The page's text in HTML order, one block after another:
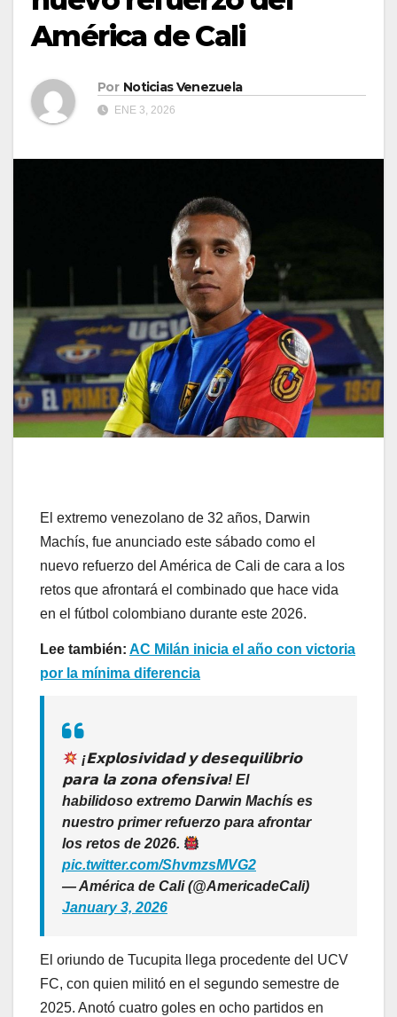
América de Cali
Por Noticias Venezuela
ENE 3, 2026
El extremo venezolano de 32 años, Darwin
Machís, fue anunciado este sábado como el
nuevo refuerzo del América de Cali de cara a los
retos que afrontará el combinado que hace vida
en el fútbol colombiano durante este 2026.
Lee también: AC Milán inicia el año con victoria
por la mínima diferencia
¡𝗘𝘅𝗽𝗹𝗼𝘀𝗶𝘃𝗶𝗱𝗮𝗱 𝘆 𝗱𝗲𝘀𝗲𝗾𝘂𝗶𝗹𝗶𝗯𝗿𝗶𝗼
𝗽𝗮𝗿𝗮 𝗹𝗮 𝘇𝗼𝗻𝗮 𝗼𝗳𝗲𝗻𝘀𝗶𝘃𝗮! El
habilidoso extremo Darwin Machís es
nuestro primer refuerzo para afrontar
los retos de 2026.
pic.twitter.com/ShvmzsMVG2
— América de Cali (@AmericadeCali)
January 3, 2026
El oriundo de Tucupita llega procedente del UCV
FC, con quien militó en el segundo semestre de
2025. Anotó cuatro goles en ocho partidos en